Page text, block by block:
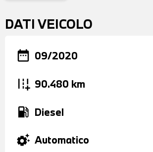
DATI VEICOLO
date_range 09/2020
add_road 90.480 km
local_gas_station Diesel
settings_suggest Automatico